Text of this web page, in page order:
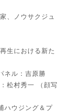
、ノウサクジュ
生における新た
ネル：吉原勝
松村秀一 （顔写
ハウジング＆プ